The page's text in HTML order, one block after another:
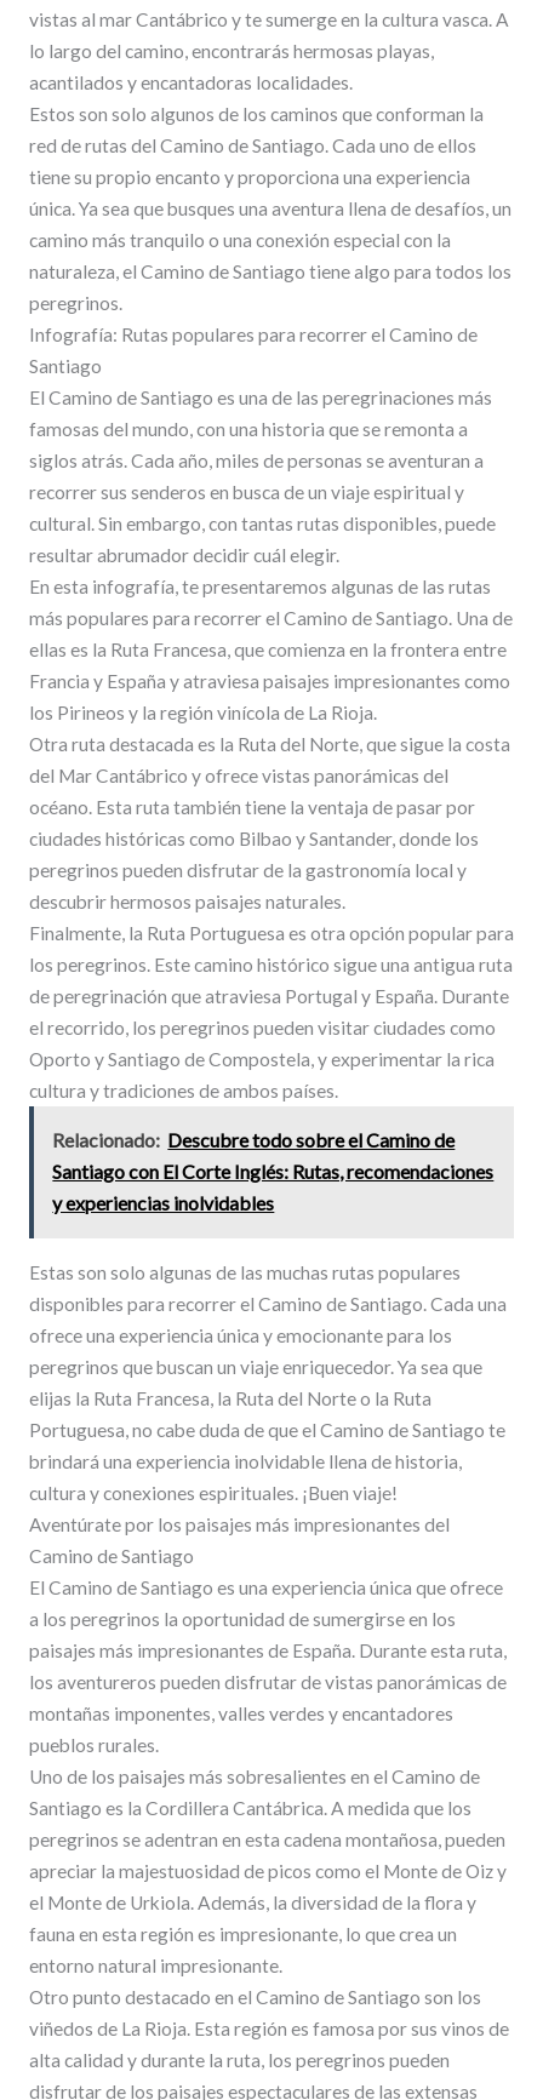
vistas al mar Cantábrico y te sumerge en la cultura vasca. A
lo largo del camino, encontrarás hermosas playas,
acantilados y encantadoras localidades.
Estos son solo algunos de los caminos que conforman la
red de rutas del Camino de Santiago. Cada uno de ellos
tiene su propio encanto y proporciona una experiencia
única. Ya sea que busques una aventura llena de desafíos, un
camino más tranquilo o una conexión especial con la
naturaleza, el Camino de Santiago tiene algo para todos los
peregrinos.
Infografía: Rutas populares para recorrer el Camino de
Santiago
El Camino de Santiago es una de las peregrinaciones más
famosas del mundo, con una historia que se remonta a
siglos atrás. Cada año, miles de personas se aventuran a
recorrer sus senderos en busca de un viaje espiritual y
cultural. Sin embargo, con tantas rutas disponibles, puede
resultar abrumador decidir cuál elegir.
En esta infografía, te presentaremos algunas de las rutas
más populares para recorrer el Camino de Santiago. Una de
ellas es la Ruta Francesa, que comienza en la frontera entre
Francia y España y atraviesa paisajes impresionantes como
los Pirineos y la región vinícola de La Rioja.
Otra ruta destacada es la Ruta del Norte, que sigue la costa
del Mar Cantábrico y ofrece vistas panorámicas del
océano. Esta ruta también tiene la ventaja de pasar por
ciudades históricas como Bilbao y Santander, donde los
peregrinos pueden disfrutar de la gastronomía local y
descubrir hermosos paisajes naturales.
Finalmente, la Ruta Portuguesa es otra opción popular para
los peregrinos. Este camino histórico sigue una antigua ruta
de peregrinación que atraviesa Portugal y España. Durante
el recorrido, los peregrinos pueden visitar ciudades como
Oporto y Santiago de Compostela, y experimentar la rica
cultura y tradiciones de ambos países.
Relacionado: Descubre todo sobre el Camino de
Santiago con El Corte Inglés: Rutas, recomendaciones
y experiencias inolvidables
Estas son solo algunas de las muchas rutas populares
disponibles para recorrer el Camino de Santiago. Cada una
ofrece una experiencia única y emocionante para los
peregrinos que buscan un viaje enriquecedor. Ya sea que
elijas la Ruta Francesa, la Ruta del Norte o la Ruta
Portuguesa, no cabe duda de que el Camino de Santiago te
brindará una experiencia inolvidable llena de historia,
cultura y conexiones espirituales. ¡Buen viaje!
Aventúrate por los paisajes más impresionantes del
Camino de Santiago
El Camino de Santiago es una experiencia única que ofrece
a los peregrinos la oportunidad de sumergirse en los
paisajes más impresionantes de España. Durante esta ruta,
los aventureros pueden disfrutar de vistas panorámicas de
montañas imponentes, valles verdes y encantadores
pueblos rurales.
Uno de los paisajes más sobresalientes en el Camino de
Santiago es la Cordillera Cantábrica. A medida que los
peregrinos se adentran en esta cadena montañosa, pueden
apreciar la majestuosidad de picos como el Monte de Oiz y
el Monte de Urkiola. Además, la diversidad de la flora y
fauna en esta región es impresionante, lo que crea un
entorno natural impresionante.
Otro punto destacado en el Camino de Santiago son los
viñedos de La Rioja. Esta región es famosa por sus vinos de
alta calidad y durante la ruta, los peregrinos pueden
disfrutar de los paisajes espectaculares de las extensas